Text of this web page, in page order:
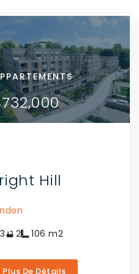
Hill
3
2 106 m2
Plus De Détails
VOIR LES DÉTAILS
COMMUNIQUEZ AVEC
L'AGENT